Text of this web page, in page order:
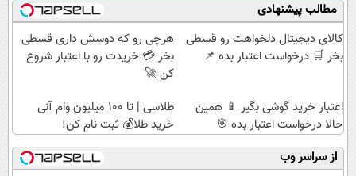
مطالب پیشنهادی
کالای دیجیتال دلخواهت رو قسطی
بخر 🛒 درخواست اعتبار بده 📌
هرچی رو که دوسش داری قسطی
بخر 💳 خریدت رو با اعتبار شروع
کن 🚀
اعتبار خرید گوشی بگیر 📱 همین
حالا درخواست اعتبار بده 🎯
طلاسی | تا 100 میلیون وام آنی
خرید طلا💰 ثبت نام کن!
از سراسر وب